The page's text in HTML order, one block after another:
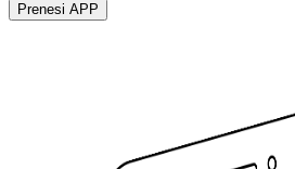
Prenesi APP